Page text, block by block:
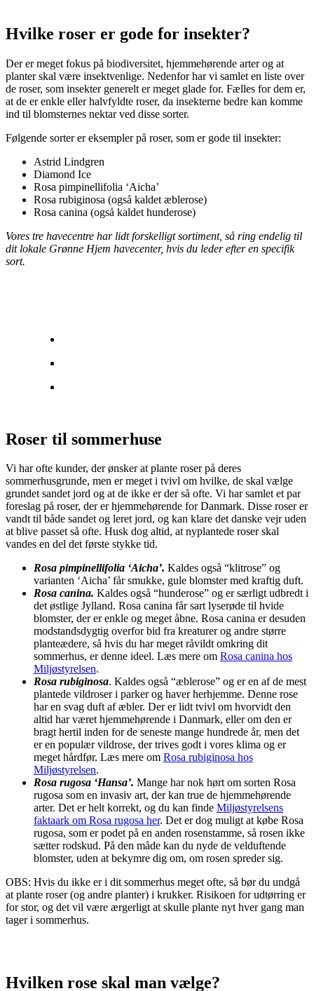
Hvilke roser er gode for insekter?
Der er meget fokus på biodiversitet, hjemmehørende arter og at
planter skal være insektvenlige. Nedenfor har vi samlet en liste over
de roser, som insekter generelt er meget glade for. Fælles for dem er,
at de er enkle eller halvfyldte roser, da insekterne bedre kan komme
ind til blomsternes nektar ved disse sorter.
Følgende sorter er eksempler på roser, som er gode til insekter:
Astrid Lindgren
Diamond Ice
Rosa pimpinellifolia ‘Aicha’
Rosa rubiginosa (også kaldet æblerose)
Rosa canina (også kaldet hunderose)
Vores tre havecentre har lidt forskelligt sortiment, så ring endelig til
dit lokale Grønne Hjem havecenter, hvis du leder efter en specifik
sort.
Roser til sommerhuse
Vi har ofte kunder, der ønsker at plante roser på deres
sommerhusgrunde, men er meget i tvivl om hvilke, de skal vælge
grundet sandet jord og at de ikke er der så ofte. Vi har samlet et par
foreslag på roser, der er hjemmehørende for Danmark. Disse roser er
vandt til både sandet og leret jord, og kan klare det danske vejr uden
at blive passet så ofte. Husk dog altid, at nyplantede roser skal
vandes en del det første stykke tid.
Rosa pimpinellifolia ‘Aicha’. Kaldes også “klitrose” og
varianten ‘Aicha’ får smukke, gule blomster med kraftig duft.
Rosa canina. Kaldes også “hunderose” og er særligt udbredt i
det østlige Jylland. Rosa canina får sart lyserøde til hvide
blomster, der er enkle og meget åbne. Rosa canina er desuden
modstandsdygtig overfor bid fra kreaturer og andre større
planteædere, så hvis du har meget råvildt omkring dit
sommerhus, er denne ideel. Læs mere om Rosa canina hos
Miljøstyrelsen.
Rosa rubiginosa. Kaldes også “æblerose” og er en af de mest
plantede vildroser i parker og haver herhjemme. Denne rose
har en svag duft af æbler. Der er lidt tvivl om hvorvidt den
altid har været hjemmehørende i Danmark, eller om den er
bragt hertil inden for de seneste mange hundrede år, men det
er en populær vildrose, der trives godt i vores klima og er
meget hårdfør. Læs mere om Rosa rubiginosa hos
Miljøstyrelsen.
Rosa rugosa ‘Hansa’. Mange har nok hørt om sorten Rosa
rugosa som en invasiv art, der kan true de hjemmehørende
arter. Det er helt korrekt, og du kan finde Miljøstyrelsens
faktaark om Rosa rugosa her. Det er dog muligt at købe Rosa
rugosa, som er podet på en anden rosenstamme, så rosen ikke
sætter rodskud. På den måde kan du nyde de velduftende
blomster, uden at bekymre dig om, om rosen spreder sig.
OBS: Hvis du ikke er i dit sommerhus meget ofte, så bør du undgå
at plante roser (og andre planter) i krukker. Risikoen for udtørring er
for stor, og det vil være ærgerligt at skulle plante nyt hver gang man
tager i sommerhus.
Hvilken rose skal man vælge?